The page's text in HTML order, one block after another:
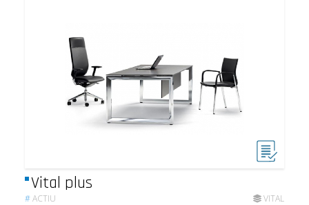
Vital plus
#ACTIU VITAL